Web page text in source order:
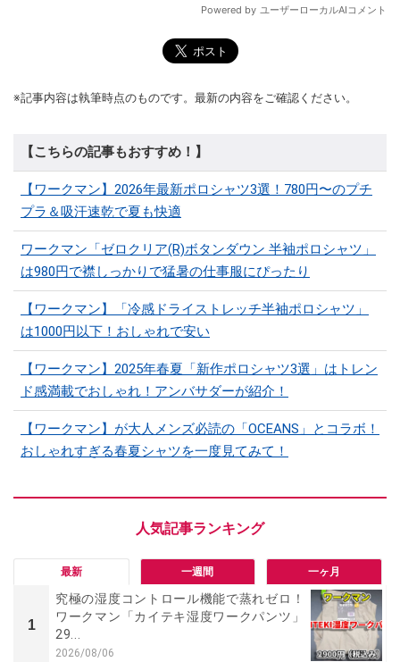
※記事内容は執筆時点のものです。最新の内容をご確認ください。
【こちらの記事もおすすめ！】
【ワークマン】2026年最新ポロシャツ3選！780円〜のプチ
プラ＆吸汗速乾で夏も快適
ワークマン「ゼロクリア(R)ボタンダウン 半袖ポロシャツ」
は980円で襟しっかりで猛暑の仕事服にぴったり
【ワークマン】「冷感ドライストレッチ半袖ポロシャツ」
は1000円以下！おしゃれで安い
【ワークマン】2025年春夏「新作ポロシャツ3選」はトレン
ド感満載でおしゃれ！アンバサダーが紹介！
【ワークマン】が大人メンズ必読の「OCEANS」とコラボ！
おしゃれすぎる春夏シャツを一度見てみて！
最新 一週間 一ヶ月
1
究極の湿度コントロール機能で蒸れゼロ！
ワークマン「カイテキ湿度ワークパンツ」
29...
2026/08/06